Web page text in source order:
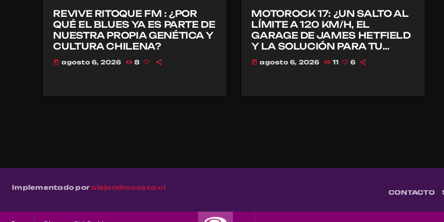
REVIVE RITOQUE FM : ¿POR
QUÉ EL BLUES YA ES PARTE DE
NUESTRA PROPIA GENÉTICA Y
CULTURA CHILENA?
today agosto 6, 2026 8
MOTOROCK 17: ¿UN SALTO AL
LÍMITE A 120 KM/H, EL
GARAGE DE JAMES HETFIELD
Y LA SOLUCIÓN PARA TU
CASCO?
today agosto 6, 2026 11 6
Implementado poralejandrocosta.cl
CONTACTO